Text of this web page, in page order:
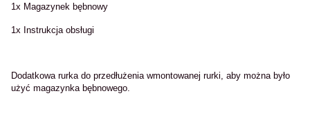
1x Magazynek bębnowy
1x Instrukcja obsługi
Dodatkowa rurka do przedłużenia wmontowanej rurki, aby można było
użyć magazynka bębnowego.